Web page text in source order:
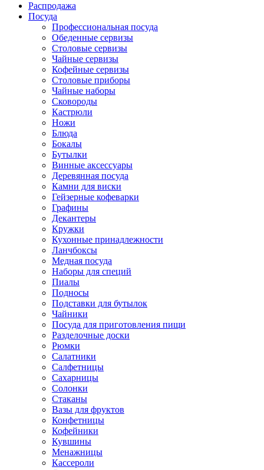
Распродажа
Посуда
Профессиональная посуда
Обеденные сервизы
Столовые сервизы
Чайные сервизы
Кофейные сервизы
Столовые приборы
Чайные наборы
Сковороды
Кастрюли
Ножи
Блюда
Бокалы
Бутылки
Винные аксессуары
Деревянная посуда
Камни для виски
Гейзерные кофеварки
Графины
Декантеры
Кружки
Кухонные принадлежности
Ланчбоксы
Медная посуда
Наборы для специй
Пиалы
Подносы
Подставки для бутылок
Чайники
Посуда для приготовления пищи
Разделочные доски
Рюмки
Салатники
Салфетницы
Сахарницы
Солонки
Стаканы
Вазы для фруктов
Конфетницы
Кофейники
Кувшины
Менажницы
Кассероли